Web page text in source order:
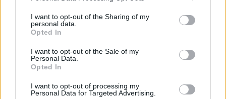
I want to opt-out of the Sharing of my
personal data.
Opted In
I want to opt-out of the Sale of my
Personal Data.
Opted In
I want to opt-out of processing my
Personal Data for Targeted Advertising.
Αφ. Λαγγίδης: Αδειάζει η κλεψύδρα των μουλάδων –